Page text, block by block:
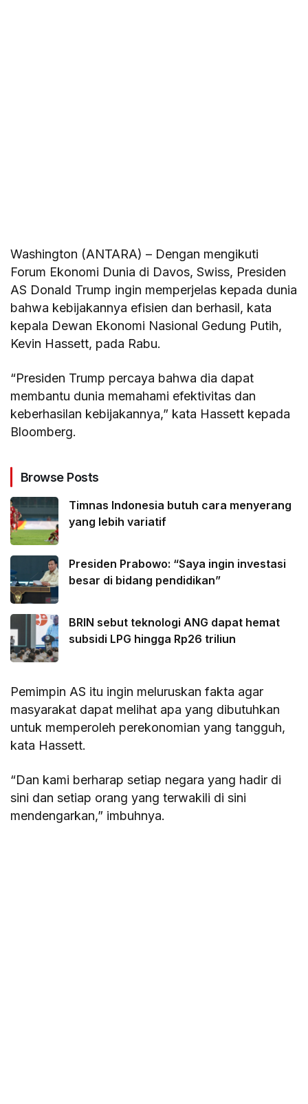
Washington (ANTARA) – Dengan mengikuti
Forum Ekonomi Dunia di Davos, Swiss, Presiden
AS Donald Trump ingin memperjelas kepada dunia
bahwa kebijakannya efisien dan berhasil, kata
kepala Dewan Ekonomi Nasional Gedung Putih,
Kevin Hassett, pada Rabu.
“Presiden Trump percaya bahwa dia dapat
membantu dunia memahami efektivitas dan
keberhasilan kebijakannya,” kata Hassett kepada
Bloomberg.
Browse Posts
Timnas Indonesia butuh cara menyerang
yang lebih variatif
Presiden Prabowo: “Saya ingin investasi
besar di bidang pendidikan”
BRIN sebut teknologi ANG dapat hemat
subsidi LPG hingga Rp26 triliun
Pemimpin AS itu ingin meluruskan fakta agar
masyarakat dapat melihat apa yang dibutuhkan
untuk memperoleh perekonomian yang tangguh,
kata Hassett.
“Dan kami berharap setiap negara yang hadir di
sini dan setiap orang yang terwakili di sini
mendengarkan,” imbuhnya.